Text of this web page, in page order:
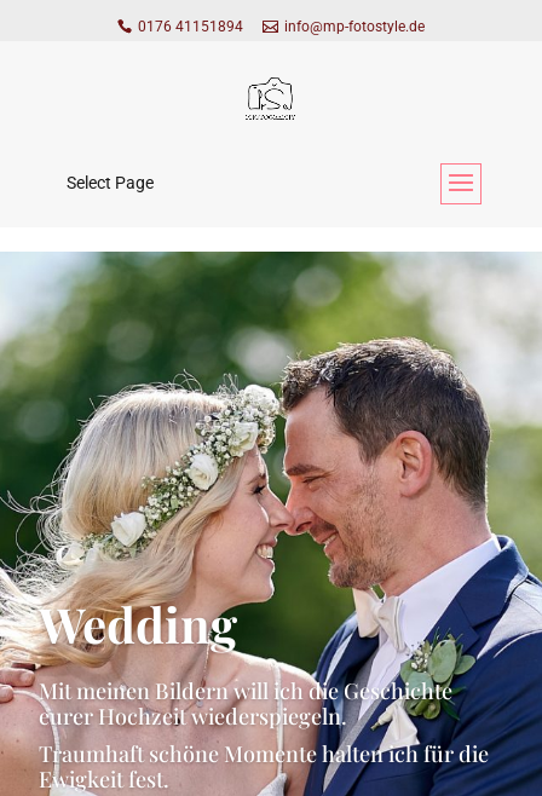
0176 41151894 info@mp-fotostyle.de
Select Page
Wedding
Mit meinen Bildern will ich die Geschichte
eurer Hochzeit wiederspiegeln.
Traumhaft schöne Momente halten ich für die
Ewigkeit fest.